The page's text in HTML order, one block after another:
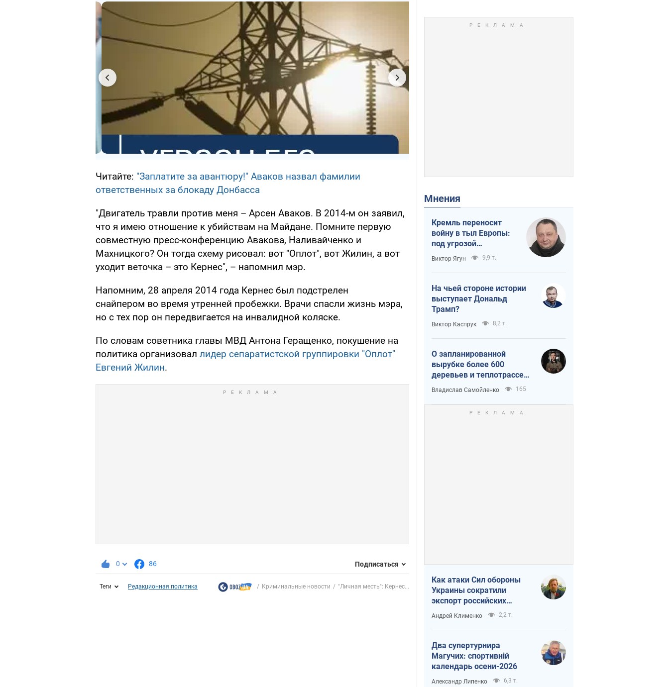
Читайте: "Заплатите за авантюру!" Аваков назвал фамилии
ответственных за блокаду Донбасса
"Двигатель травли против меня – Арсен Аваков. В 2014-м он заявил,
что я имею отношение к убийствам на Майдане. Помните первую
совместную пресс-конференцию Авакова, Наливайченко и
Махницкого? Он тогда схему рисовал: вот "Оплот", вот Жилин, а вот
уходит веточка – это Кернес", – напомнил мэр.
Напомним, 28 апреля 2014 года Кернес был подстрелен
снайпером во время утренней пробежки. Врачи спасли жизнь мэра,
но с тех пор он передвигается на инвалидной коляске.
По словам советника главы МВД Антона Геращенко, покушение на
политика организовал лидер сепаратистской группировки "Оплот"
Евгений Жилин.
0 86 Подписаться
Теги Редакционная политика Криминальные новости "Личная месть": Кернес...
Мнения
Кремль переносит
войну в тыл Европы:
под угрозой
критическая
логистика
Виктор Ягун 9,9 т.
На чьей стороне истории
выступает Дональд
Трамп?
Виктор Каспрук 8,2 т.
О запланированной
вырубке более 600
деревьев и теплотрассе:
что происходит на
Теремках в Киеве
Владислав Самойленко 165
Как атаки Сил обороны
Украины сократили
экспорт российских
нефтепродуктов
Андрей Клименко 2,2 т.
Два супертурнира
Магучих: спортивній
календарь осени-2026
Александр Липенко 6,3 т.